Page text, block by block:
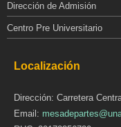
Dirección de Admisión
Centro Pre Universitario
Localización
Dirección: Carretera
Email: